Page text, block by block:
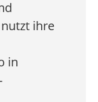
ihre
in